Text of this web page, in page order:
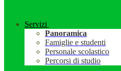
Servizi
Panoramica
Famiglie e studenti
Personale scolastico
Percorsi di studio